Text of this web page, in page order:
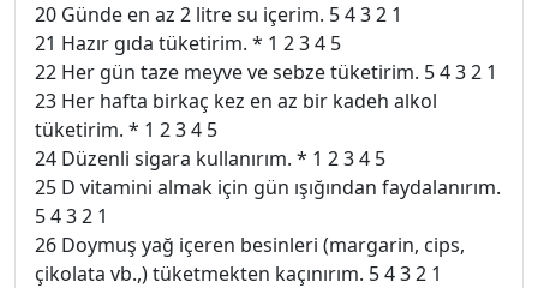
20 Günde en az 2 litre su içerim. 5 4 3 2 1
21 Hazır gıda tüketirim. * 1 2 3 4 5
22 Her gün taze meyve ve sebze tüketirim. 5 4 3 2 1
23 Her hafta birkaç kez en az bir kadeh alkol
tüketirim. * 1 2 3 4 5
24 Düzenli sigara kullanırım. * 1 2 3 4 5
25 D vitamini almak için gün ışığından faydalanırım.
5 4 3 2 1
26 Doymuş yağ içeren besinleri (margarin, cips,
çikolata vb.,) tüketmekten kaçınırım. 5 4 3 2 1